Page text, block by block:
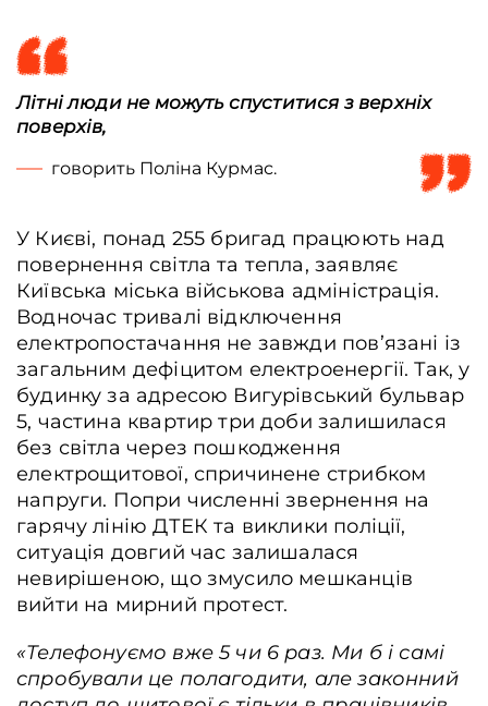
Літні люди не можуть спуститися з верхніх
поверхів,
говорить Поліна Курмас.
У Києві, понад 255 бригад працюють над
повернення світла та тепла, заявляє
Київська міська військова адміністрація.
Водночас тривалі відключення
електропостачання не завжди пов’язані із
загальним дефіцитом електроенергії. Так, у
будинку за адресою Вигурівський бульвар
5, частина квартир три доби залишилася
без світла через пошкодження
електрощитової, спричинене стрибком
напруги. Попри численні звернення на
гарячу лінію ДТЕК та виклики поліції,
ситуація довгий час залишалася
невирішеною, що змусило мешканців
вийти на мирний протест.
«‎Телефонуємо вже 5 чи 6 раз. Ми б і самі
спробували це полагодити, але законний